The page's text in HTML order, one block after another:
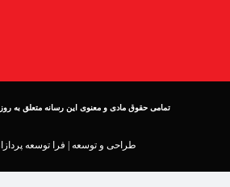
تمامی حقوق مادی و معنوی این رسانه متعلق به
طراحی و توسعه | فرا توسعه